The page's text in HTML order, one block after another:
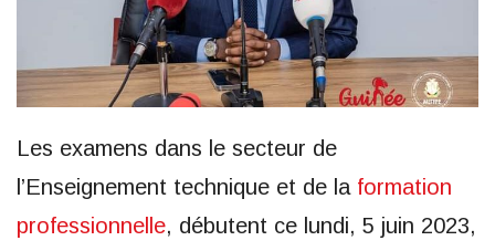
Les examens dans le secteur de
l’Enseignement technique et de la formation
professionnelle, débutent ce lundi, 5 juin 2023,